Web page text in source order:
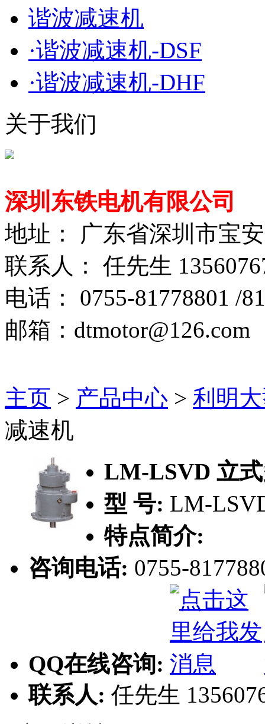
谐波减速机
·谐波减速机-DSF
·谐波减速机-DHF
关于我们
深圳东铁电机有限公司
地址： 广东省深圳市宝
联系人： 任先生
电话： 0755-81778801 /
邮箱：dtmotor@126.com
主页 > 产品中心 > 利明
减速机
LM-LSVD 立
型 号: LM-
特点简介:
咨询电话: 0755-
QQ在线咨询:
联系人: 任先生